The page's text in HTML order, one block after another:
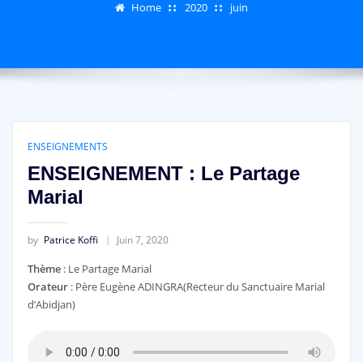
Home 2020 juin
ENSEIGNEMENTS
ENSEIGNEMENT : Le Partage
Marial
by Patrice Koffi Juin 7, 2020
Thème: Le Partage Marial
Orateur: Père Eugène ADINGRA(Recteur du Sanctuaire Marial
d’Abidjan)